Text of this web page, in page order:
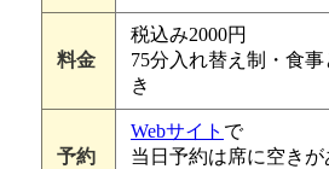
料金
税込み2000円
75分入れ替え制・食
き
予約
Webサイト で
当日予約は席に空き